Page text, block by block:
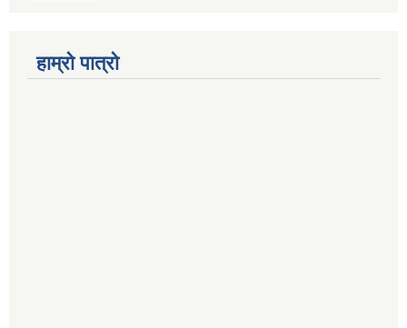
हाम्रो पात्रो